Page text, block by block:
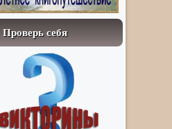
Проверь себя